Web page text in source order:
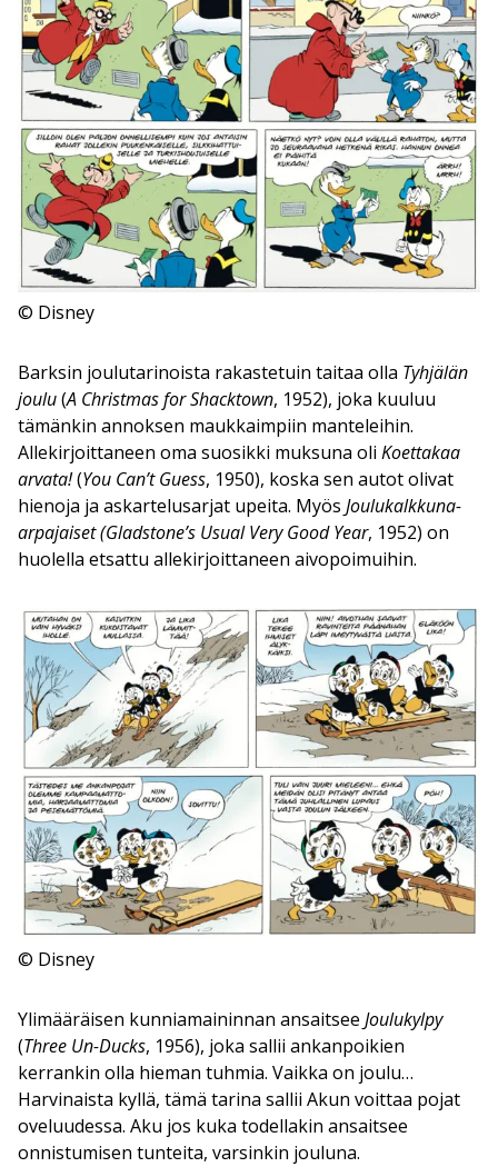
© Disney
Barksin joulutarinoista rakastetuin taitaa olla Tyhjälän
joulu(A Christmas for Shacktown, 1952), joka kuuluu
tämänkin annoksen maukkaimpiin manteleihin.
Allekirjoittaneen oma suosikki muksuna oli Koettakaa
arvata!(You Can’t Guess, 1950), koska sen autot olivat
hienoja ja askartelusarjat upeita. Myös Joulukalkkuna-
arpajaiset(Gladstone’s Usual Very Good Year, 1952) on
huolella etsattu allekirjoittaneen aivopoimuihin.
© Disney
Ylimääräisen kunniamaininnan ansaitsee Joulukylpy
(Three Un-Ducks, 1956), joka sallii ankanpoikien
kerrankin olla hieman tuhmia. Vaikka on joulu…
Harvinaista kyllä, tämä tarina sallii Akun voittaa pojat
oveluudessa. Aku jos kuka todellakin ansaitsee
onnistumisen tunteita, varsinkin jouluna.